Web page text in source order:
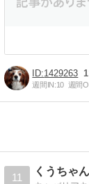
1429263 1
週間IN:10 週間
11
くうちゃ